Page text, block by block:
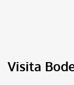
Visita